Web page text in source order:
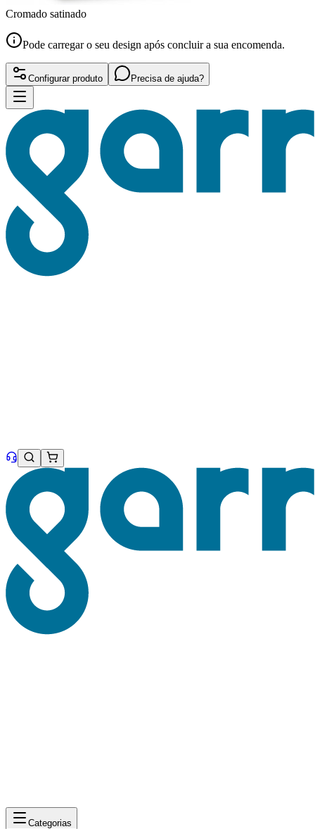
Cromado satinado
Pode carregar o seu design após concluir a sua encomenda.
Configurar produto Precisa de ajuda?
Categorias